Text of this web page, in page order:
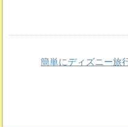
簡単にディズニー旅